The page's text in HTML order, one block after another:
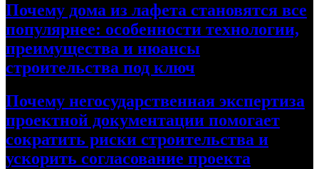
Почему дома из лафета становятся все
популярнее: особенности технологии,
преимущества и нюансы
строительства под ключ
Почему негосударственная экспертиза
проектной документации помогает
сократить риски строительства и
ускорить согласование проекта